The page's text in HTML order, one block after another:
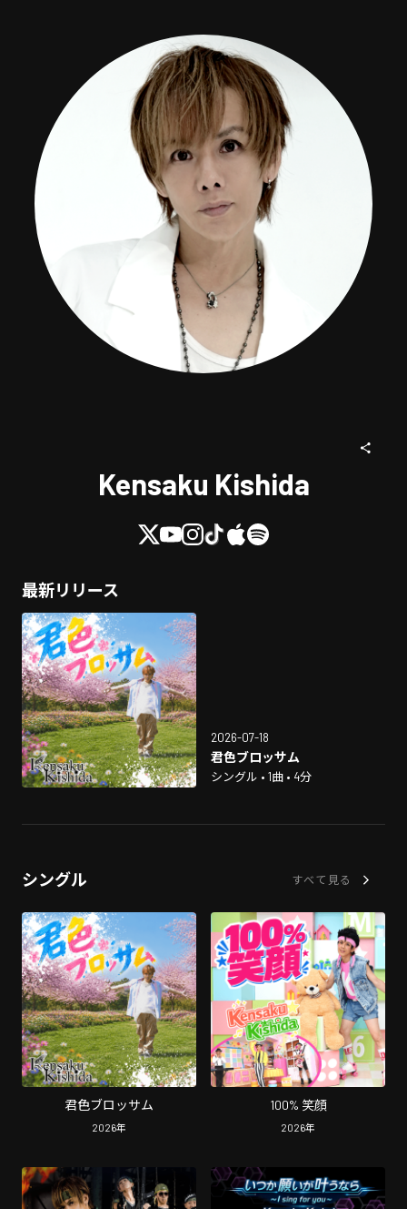
Kensaku Kishida
最新リリース
2026-07-18
君色ブロッサム
シングル • 1曲 • 4分
シングル すべて見る
君色ブロッサム
2026年
100% 笑顔
2026年